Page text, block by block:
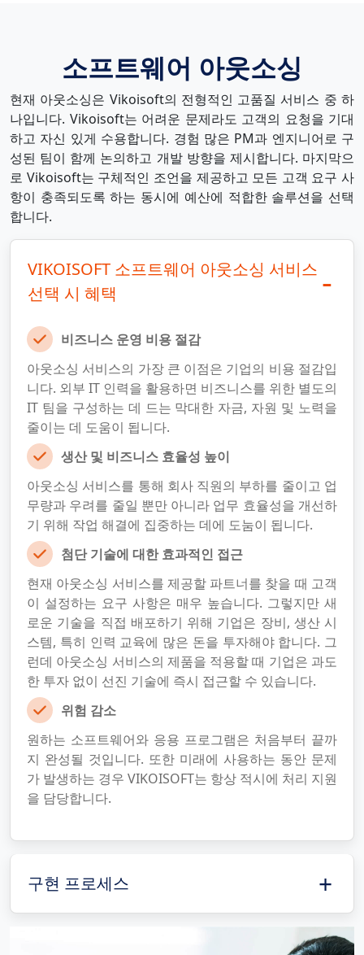
소프트웨어 아웃소싱
현재 아웃소싱은 Vikoisoft의 전형적인 고품질 서비스 중 하
나입니다. Vikoisoft는 어려운 문제라도 고객의 요청을 기대
하고 자신 있게 수용합니다. 경험 많은 PM과 엔지니어로 구
성된 팀이 함께 논의하고 개발 방향을 제시합니다. 마지막으
로 Vikoisoft는 구체적인 조언을 제공하고 모든 고객 요구 사
항이 충족되도록 하는 동시에 예산에 적합한 솔루션을 선택
합니다.
VIKOISOFT 소프트웨어 아웃소싱 서비스
선택 시 혜택
비즈니스 운영 비용 절감
아웃소싱 서비스의 가장 큰 이점은 기업의 비용 절감입
니다. 외부 IT 인력을 활용하면 비즈니스를 위한 별도의
IT 팀을 구성하는 데 드는 막대한 자금, 자원 및 노력을
줄이는 데 도움이 됩니다.
생산 및 비즈니스 효율성 높이
아웃소싱 서비스를 통해 회사 직원의 부하를 줄이고 업
무량과 우려를 줄일 뿐만 아니라 업무 효율성을 개선하
기 위해 작업 해결에 집중하는 데에 도눔이 됩니다.
첨단 기술에 대한 효과적인 접근
현재 아웃소싱 서비스를 제공할 파트너를 찾을 때 고객
이 설정하는 요구 사항은 매우 높습니다. 그렇지만 새
로운 기술을 직접 배포하기 위해 기업은 장비, 생산 시
스템, 특히 인력 교육에 많은 돈을 투자해야 합니다. 그
런데 아웃소싱 서비스의 제품을 적용할 때 기업은 과도
한 투자 없이 선진 기술에 즉시 접근할 수 있습니다.
위험 감소
원하는 소프트웨어와 응용 프로그램은 처음부터 끝까
지 완성될 것입니다. 또한 미래에 사용하는 동안 문제
가 발생하는 경우 VIKOISOFT는 항상 적시에 처리 지원
을 담당합니다.
구현 프로세스